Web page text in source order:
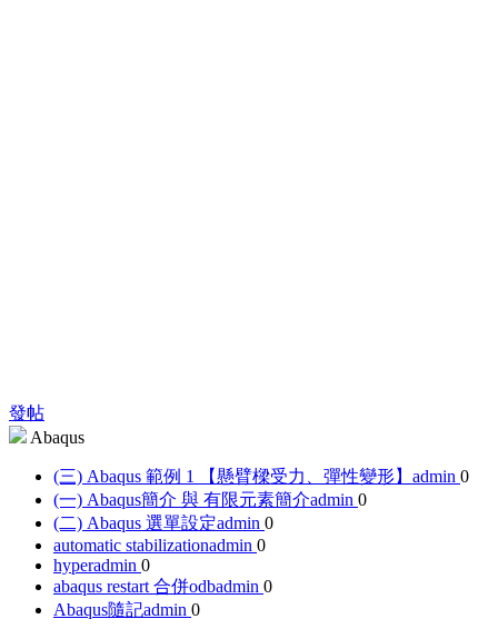
發帖
Abaqus
(三) Abaqus 範例 1 【懸臂樑受力、彈性變形】 admin 0
(一) Abaqus簡介 與 有限元素簡介admin 0
(二) Abaqus 選單設定admin 0
automatic stabilizationadmin 0
hyperadmin 0
abaqus restart 合併odbadmin 0
Abaqus隨記admin 0